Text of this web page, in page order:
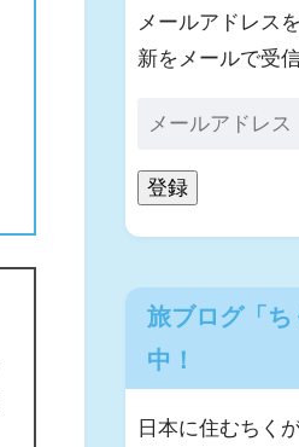
メールアドレス
新をメールで受
登録
旅ブログ「
中！
日本に住むちく